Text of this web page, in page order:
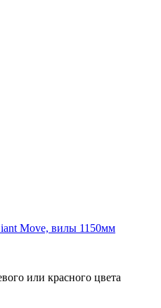
Move, вилы 1150мм
или красного цвета